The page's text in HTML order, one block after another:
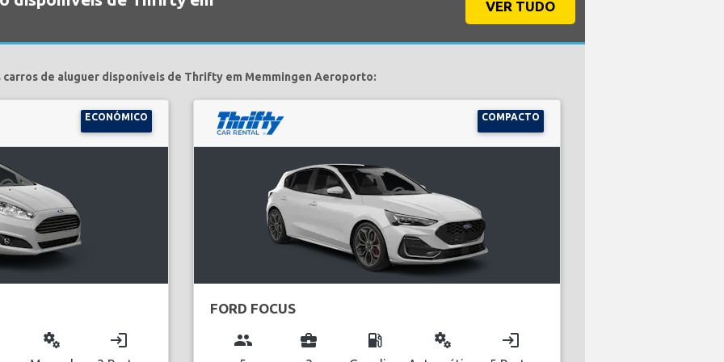
VER TUDO
carros de aluguer disponíveis de Thrifty em Memmingen Aeroporto:
ECONÓMICO
miscellaneous_services login
COMPACTO
FORD FOCUS
group business_center local_gas_station miscellaneous_services login